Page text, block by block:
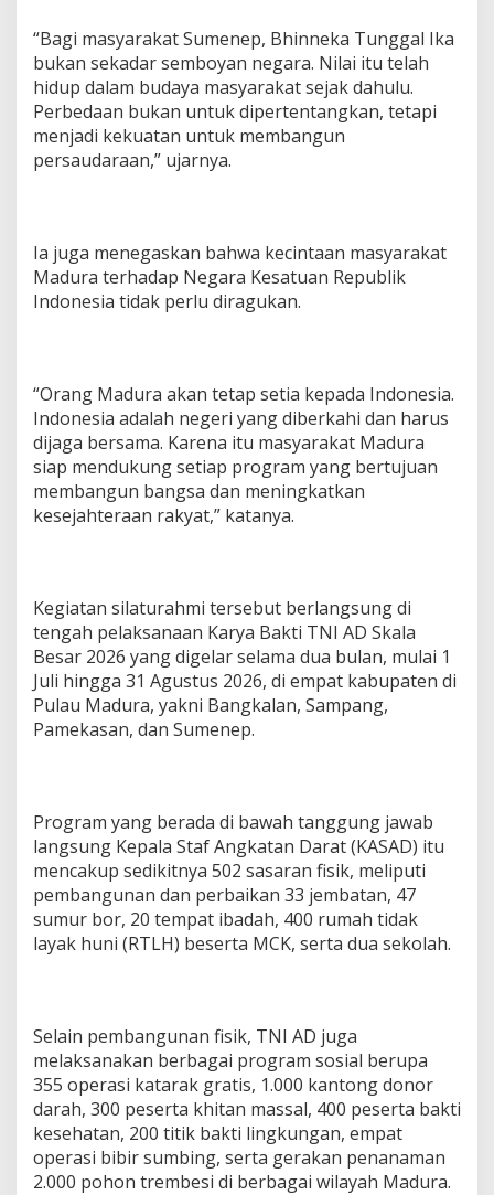
“Bagi masyarakat Sumenep, Bhinneka Tunggal Ika
bukan sekadar semboyan negara. Nilai itu telah
hidup dalam budaya masyarakat sejak dahulu.
Perbedaan bukan untuk dipertentangkan, tetapi
menjadi kekuatan untuk membangun
persaudaraan,” ujarnya.
Ia juga menegaskan bahwa kecintaan masyarakat
Madura terhadap Negara Kesatuan Republik
Indonesia tidak perlu diragukan.
“Orang Madura akan tetap setia kepada Indonesia.
Indonesia adalah negeri yang diberkahi dan harus
dijaga bersama. Karena itu masyarakat Madura
siap mendukung setiap program yang bertujuan
membangun bangsa dan meningkatkan
kesejahteraan rakyat,” katanya.
Kegiatan silaturahmi tersebut berlangsung di
tengah pelaksanaan Karya Bakti TNI AD Skala
Besar 2026 yang digelar selama dua bulan, mulai 1
Juli hingga 31 Agustus 2026, di empat kabupaten di
Pulau Madura, yakni Bangkalan, Sampang,
Pamekasan, dan Sumenep.
Program yang berada di bawah tanggung jawab
langsung Kepala Staf Angkatan Darat (KASAD) itu
mencakup sedikitnya 502 sasaran fisik, meliputi
pembangunan dan perbaikan 33 jembatan, 47
sumur bor, 20 tempat ibadah, 400 rumah tidak
layak huni (RTLH) beserta MCK, serta dua sekolah.
Selain pembangunan fisik, TNI AD juga
melaksanakan berbagai program sosial berupa
355 operasi katarak gratis, 1.000 kantong donor
darah, 300 peserta khitan massal, 400 peserta bakti
kesehatan, 200 titik bakti lingkungan, empat
operasi bibir sumbing, serta gerakan penanaman
2.000 pohon trembesi di berbagai wilayah Madura.